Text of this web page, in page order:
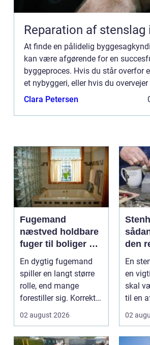
Reparation af stenslag
At finde en pålidelig
kan være afgørende for en
byggeproces. Hvis du står overfor
et nybyggeri, eller hvis du
bolig, kan det at have den...
Clara Petersen
Fugemand
næstved holdbare
fuger til boliger og
byggeri
En dygtig fugemand
spiller en langt større
rolle, end mange
forestiller sig. Korrekt
udførte fuger h...
02 august 2026
den
i
En
en
skal
til en
02